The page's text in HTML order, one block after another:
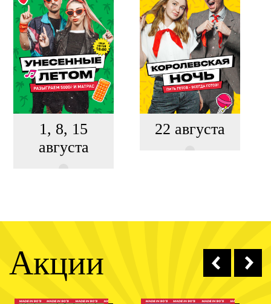
1, 8, 15
августа
22 августа
Акции